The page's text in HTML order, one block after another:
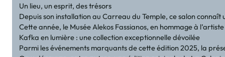
Un lieu, un esprit, des trésors
Depuis son installation au Carreau du Temple, ce salon
Cette année, le Musée Alekos Fassianos, en hommage à
Kafka en lumière : une collection exceptionnelle dévoilée
Parmi les événements marquants de cette édition 2025, la